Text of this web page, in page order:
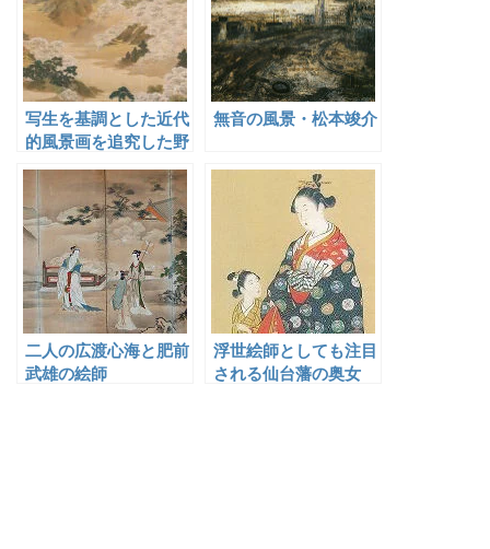
写生を基調とした近代
的風景画を追究した野
村文挙
無音の風景・松本竣介
二人の広渡心海と肥前
武雄の絵師
浮世絵師としても注目
される仙台藩の奥女